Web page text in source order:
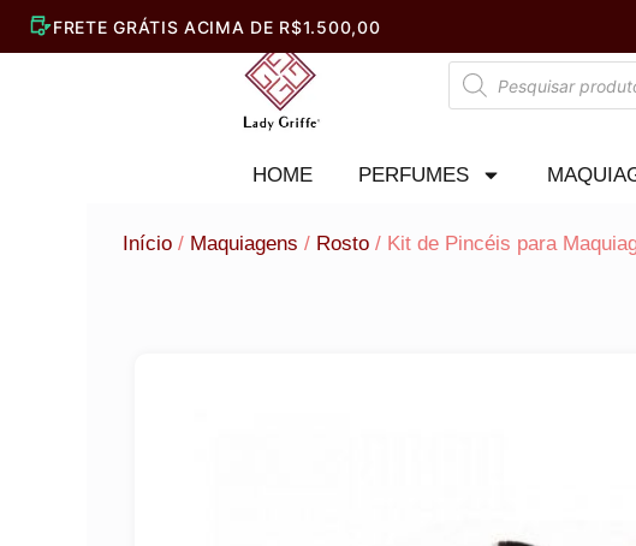
Pesquisar
produtos
HOME PERFUMES
Início / Maquiagens / Rosto / Kit de Pincéis para